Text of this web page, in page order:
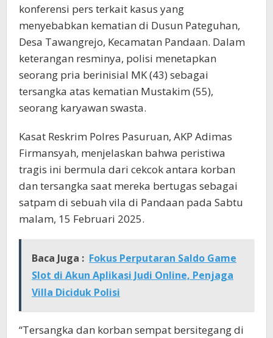
konferensi pers terkait kasus yang
menyebabkan kematian di Dusun Pateguhan,
Desa Tawangrejo, Kecamatan Pandaan. Dalam
keterangan resminya, polisi menetapkan
seorang pria berinisial MK (43) sebagai
tersangka atas kematian Mustakim (55),
seorang karyawan swasta.
Kasat Reskrim Polres Pasuruan, AKP Adimas
Firmansyah, menjelaskan bahwa peristiwa
tragis ini bermula dari cekcok antara korban
dan tersangka saat mereka bertugas sebagai
satpam di sebuah vila di Pandaan pada Sabtu
malam, 15 Februari 2025.
Baca Juga : Fokus Perputaran Saldo Game
Slot di Akun Aplikasi Judi Online, Penjaga
Villa Diciduk Polisi
“Tersangka dan korban sempat bersitegang di